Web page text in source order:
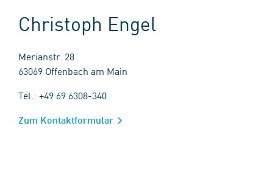
Christoph Engel
Merianstr. 28
63069 Offenbach am Main
Tel.: +49 69 6308-340
Zum Kontaktformular